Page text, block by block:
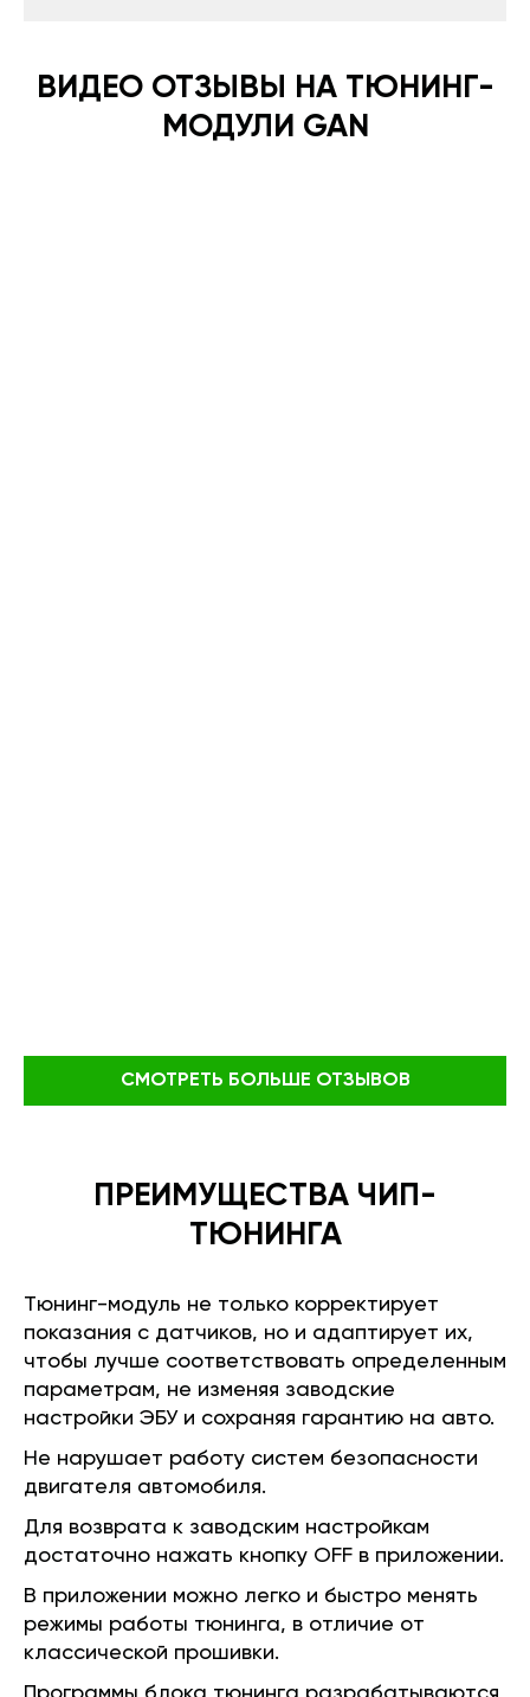
ВИДЕО ОТЗЫВЫ НА ТЮНИНГ-
МОДУЛИ GAN
СМОТРЕТЬ БОЛЬШЕ ОТЗЫВОВ
ПРЕИМУЩЕСТВА ЧИП-
ТЮНИНГА
Тюнинг-модуль не только корректирует
показания с датчиков, но и адаптирует их,
чтобы лучше соответствовать определенным
параметрам, не изменяя заводские
настройки ЭБУ и сохраняя гарантию на авто.
Не нарушает работу систем безопасности
двигателя автомобиля.
Для возврата к заводским настройкам
достаточно нажать кнопку OFF в приложении.
В приложении можно легко и быстро менять
режимы работы тюнинга, в отличие от
классической прошивки.